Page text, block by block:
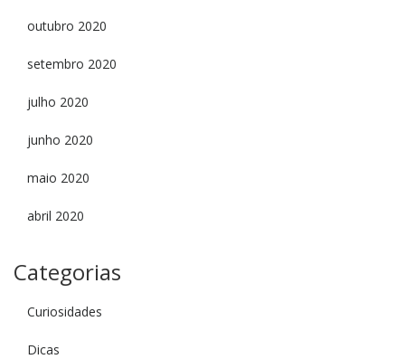
outubro 2020
setembro 2020
julho 2020
junho 2020
maio 2020
abril 2020
Categorias
Curiosidades
Dicas